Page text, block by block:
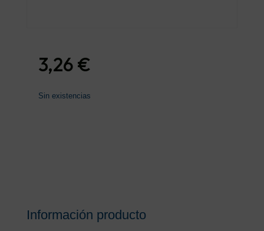
3,26 €
Sin existencias
Información producto